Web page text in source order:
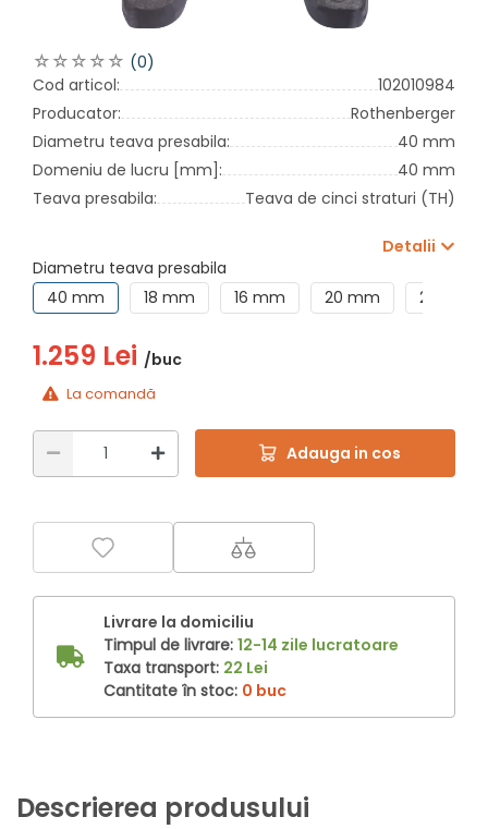
(0)
Cod articol:
102010984
Producator:
Rothenberger
Diametru teava presabila:
40 mm
Domeniu de lucru [mm]:
40 mm
Teava presabila:
Teava de cinci straturi (TH)
Detalii
Diametru teava presabila
40 mm
18 mm 16 mm 20 mm 26 mm
1.259 Lei /buc
La comandă
Adauga in cos
Livrare la domiciliu
Timpul de livrare: 12-14 zile lucratoare
Taxa transport: 22 Lei
Cantitate în stoc: 0 buc
Descrierea produsului